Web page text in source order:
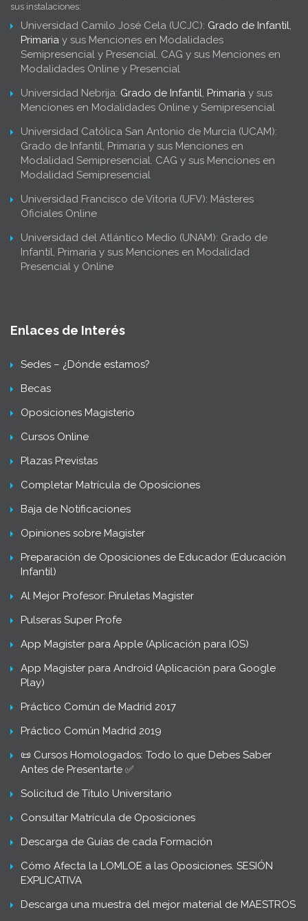
sus instalaciones:
Universidad Camilo José Cela (UCJC): Grado de Infantil
Primaria y sus Menciones en Modalidades
Semipresencial y Presencial. CAG y sus Menciones en
Modalidades Online y Presencial
Universidad Nebrija: Grado de Infantil Primaria y sus
Menciones en Modalidades Online y Semipresencial
Universidad Católica San Antonio de Murcia (UCAM):
Grado de Infantil, Primaria y sus Menciones en
Modalidad Semipresencial. CAG y sus Menciones en
Modalidad Semipresencial
Universidad Francisco de Vitoria (UFV): Másteres
Oficiales Online
Universidad del Atlántico Medio (UNAM): Grado de
Infantil, Primaria y sus Menciones en Modalidad
Presencial y Online
Enlaces de Interés
Sedes – ¿Dónde estamos?
Becas
Oposiciones Magisterio
Cursos Online
Plazas Previstas
Completar Matrícula de Oposiciones
Baja de Notificaciones
Opiniones sobre Magister
Preparación de Oposiciones de Educador (Educación
Infantil)
Al Mejor Profesor: Piruletas Magister
Pulseras Super Profe
App Magister para Apple (Aplicación para IOS)
App Magister para Android (Aplicación para Google
Play)
Práctico Común de Madrid 2017
Práctico Común Madrid 2019
📜 Cursos Homologados: Todo lo que Debes Saber
Antes de Presentarte ✅
Solicitud de Título Universitario
Consultar Matrícula de Oposiciones
Descarga de Guías de cada Formación
Cómo Afecta la LOMLOE a las Oposiciones. SESIÓN
EXPLICATIVA
Descarga una muestra del mejor material de MAESTROS